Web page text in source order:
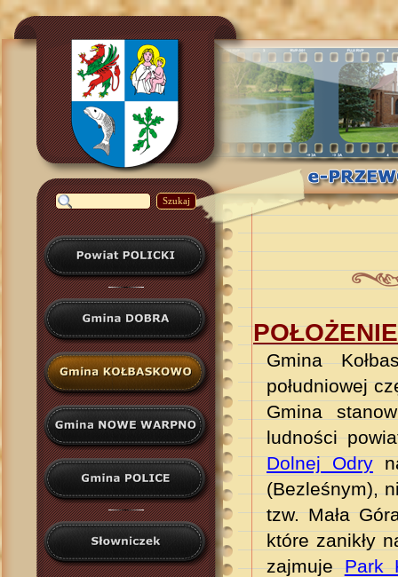
Szukaj
Gmina
południowej
Gmina
ludności
Dolnej Odry
(Bezleśnym),
tzw. Mała
które zanikły
zajmujePark